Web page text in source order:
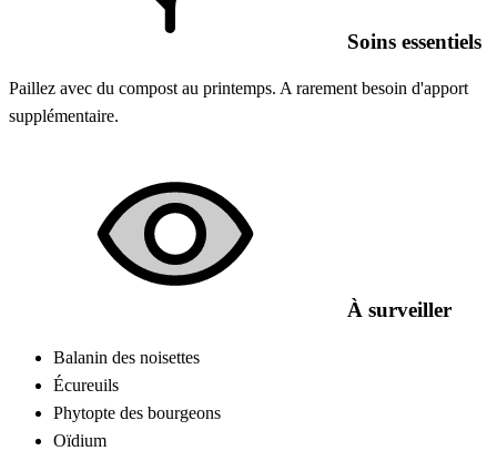
Soins essentiels
Paillez avec du compost au printemps. A rarement besoin d'apport
supplémentaire.
À surveiller
Balanin des noisettes
Écureuils
Phytopte des bourgeons
Oïdium